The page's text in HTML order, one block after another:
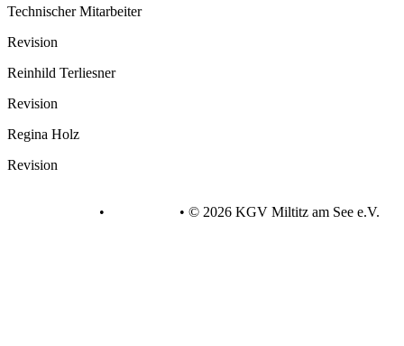
Technischer Mitarbeiter
Revision
Reinhild Terliesner
Revision
Regina Holz
Revision
• • © 2026 KGV Miltitz am See e.V.